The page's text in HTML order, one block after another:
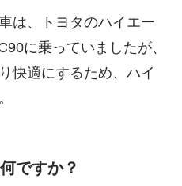
は、トヨタのハイエー
に乗っていましたが、
快適にするため、ハイ
ですか？